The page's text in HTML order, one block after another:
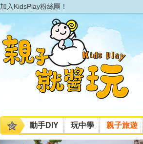
加入KidsPlay粉絲團！
動手DIY 玩中學 親子旅遊